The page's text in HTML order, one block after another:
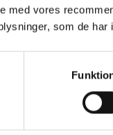
med vores
som de